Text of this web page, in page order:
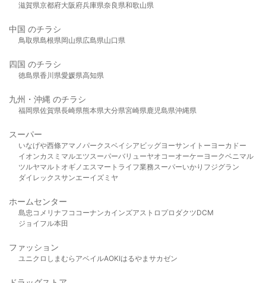
滋賀県京都府大阪府兵庫県奈良県和歌山県
中国 のチラシ
鳥取県島根県岡山県広島県山口県
四国 のチラシ
徳島県香川県愛媛県高知県
九州・沖縄 のチラシ
福岡県佐賀県長崎県熊本県大分県宮崎県鹿児島県沖縄県
スーパー
いなげや西條アマノパークスベイシア ビッグヨーサンイトーヨーカドー
イオンカスミ マルエツスーパーバリューヤオコーオーケー ヨークベニマル
ツルヤマルト オギノ エスマート ライフ業務スーパーいかり フジグラン
ダイレックスサンエーイズミヤ
ホームセンター
島忠 コメリ ナフコ コーナンカインズアストロプロダクツDCM
ジョイフル本田
ファッション
ユニクロ しまむら アベイルAOKIはるやま サカゼン